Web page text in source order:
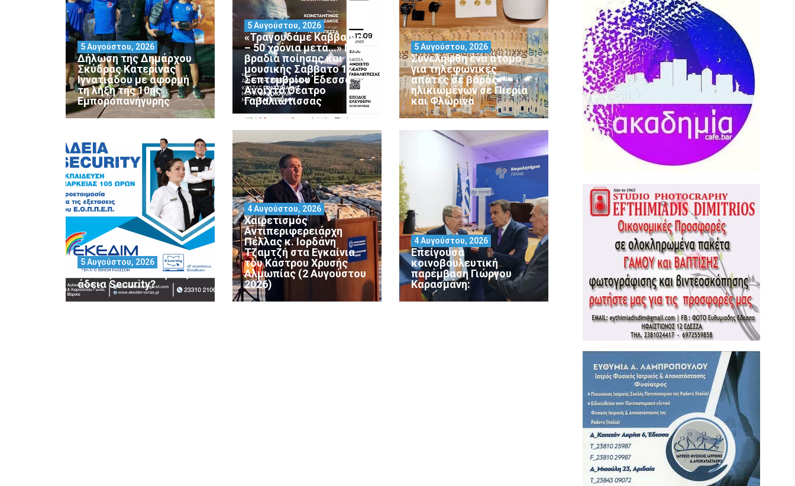
Δήλωση της Δημάρχου
Σκύδρας Κατερίνας
Ιγνατιάδου με αφορμή
τη λήξη της 10ης
Εμποροπανήγυρης
5 Αυγούστου, 2026
«Τραγουδάμε Καββαδία
– 50 χρόνια μετά…» Μια
βραδιά ποίησης και
μουσικής Σάββατο 12
Σεπτεμβρίου Έδεσσα –
Ανοιχτό Θέατρο
Γαβαλιώτισσας
5 Αυγούστου, 2026
Συνελήφθη ένα άτομο
για τηλεφωνικές
απάτες σε βάρος
ηλικιωμένων σε Πιερία
και Φλώρινα
5 Αυγούστου, 2026
Θέλεις να αποκτήσεις
άδεια Security?
5 Αυγούστου, 2026
Χαιρετισμός
Αντιπεριφερειάρχη
Πέλλας κ. Ιορδάνη
Τζαμτζή στα Εγκαίνια
του Κάστρου Χρυσής
Αλμωπίας (2 Αυγούστου
2026)
4 Αυγούστου, 2026
Επείγουσα
κοινοβουλευτική
παρέμβαση Γιώργου
Καρασμάνη:
4 Αυγούστου, 2026